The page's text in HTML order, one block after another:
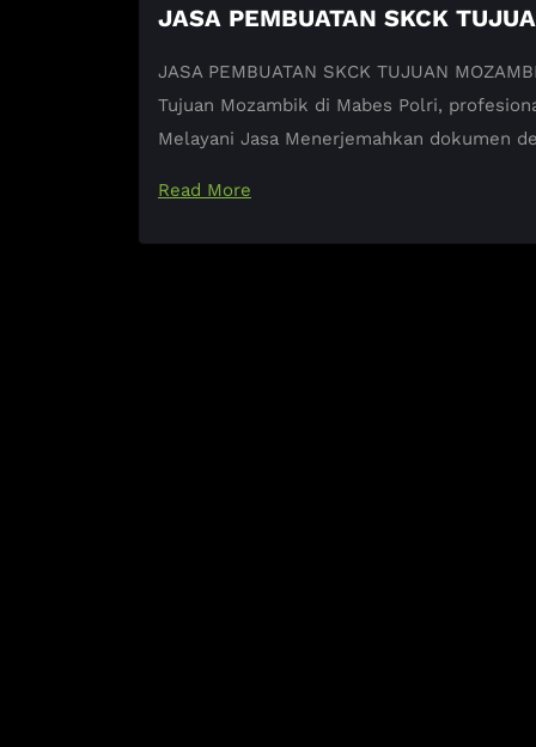
JASA PEMBUATAN SKCK
JASA PEMBUATAN SKCK TUJUAN
Tujuan Mozambik di Mabes Polri,
Melayani Jasa Menerjemahkan dokumen
Read More